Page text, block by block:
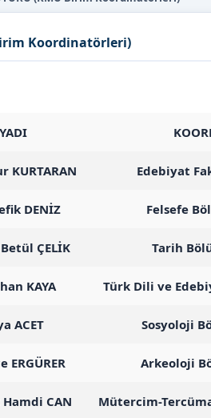
Koordinatörleri)
KURTARAN Edebiyat
DENİZ Felsefe
ÇELİK Tarih
KAYA Türk Dili ve
ACET Sosyoloji
ERGÜRER Arkeoloji
CAN Mütercim-